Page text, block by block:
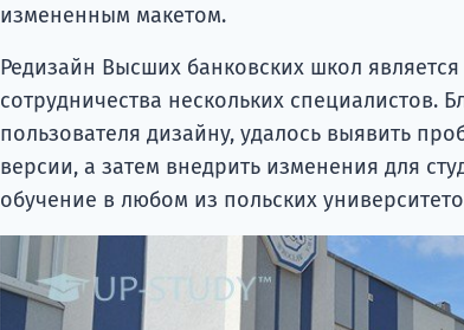
измененным макетом.
Редизайн Высших банковских школ
сотрудничества нескольких специалистов.
пользователя дизайну, удалось выявить
версии, а затем внедрить изменения для
обучение в любом из польских